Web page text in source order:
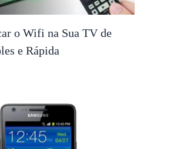
o Wifi na Sua TV de
e Rápida